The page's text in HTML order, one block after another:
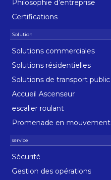
Philosophie d’entreprise
Certifications
Solutions commerciales
Solutions résidentielles
Solutions de transport public
Accueil Ascenseur
escalier roulant
Promenade en mouvement
Sécurité
Gestion des opérations